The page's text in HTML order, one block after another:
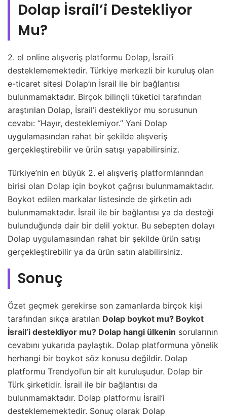
Dolap İsrail’i Destekliyor
Mu?
2. el online alışveriş platformu Dolap, İsrail’i
desteklememektedir. Türkiye merkezli bir kuruluş olan
e-ticaret sitesi Dolap’ın İsrail ile bir bağlantısı
bulunmamaktadır. Birçok bilinçli tüketici tarafından
araştırılan Dolap, İsrail’i destekliyor mu sorusunun
cevabı: “Hayır, desteklemiyor.” Yani Dolap
uygulamasından rahat bir şekilde alışveriş
gerçekleştirebilir ve ürün satışı yapabilirsiniz.
Türkiye’nin en büyük 2. el alışveriş platformlarından
birisi olan Dolap için boykot çağrısı bulunmamaktadır.
Boykot edilen markalar listesinde de şirketin adı
bulunmamaktadır. İsrail ile bir bağlantısı ya da desteği
bulunduğunda dair bir delil yoktur. Bu sebepten dolayı
Dolap uygulamasından rahat bir şekilde ürün satışı
gerçekleştirebilir ya da ürün satın alabilirsiniz.
Sonuç
Özet geçmek gerekirse son zamanlarda birçok kişi
tarafından sıkça aratılan Dolap boykot mu? Boykot
İsrail’i destekliyor mu? Dolap hangi ülkenin sorularının
cevabını yukarıda paylaştık. Dolap platformuna yönelik
herhangi bir boykot söz konusu değildir. Dolap
platformu Trendyol’un bir alt kuruluşudur. Dolap bir
Türk şirketidir. İsrail ile bir bağlantısı da
bulunmamaktadır. Dolap platformu İsrail’i
desteklememektedir. Sonuç olarak Dolap